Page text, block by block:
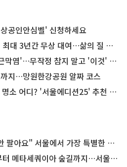
공인안심벨' 신청하세요
3년간 무상 대여…삶의 질 높인다
'…무작정 참지 말고 '이것' 해보세요!
지…망원한강공원 알짜 코스
어디? '서울에디션25' 추천 코스
" 서울에서 가장 특별한 편의점의 정체
세쿼이아 숲길까지…서울둘레길 15코스